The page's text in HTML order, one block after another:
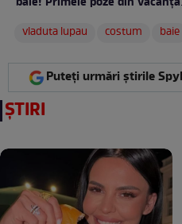
vladuta lupau
costum baie
Puteți urmări știrile
ȘTIRI